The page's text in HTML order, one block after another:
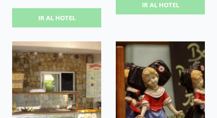
IR AL HOTEL
IR AL HOTEL